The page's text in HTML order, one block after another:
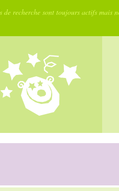
recherche sont toujours actifs mais